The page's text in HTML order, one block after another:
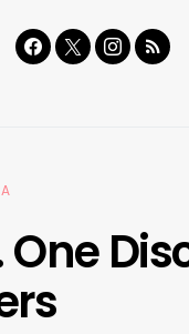
One